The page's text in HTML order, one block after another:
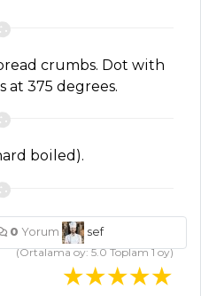
crumbs. Dot with
at 375 degrees.
boiled).
0 Yorum
sef
(Ortalama oy:5.0Toplam1oy)